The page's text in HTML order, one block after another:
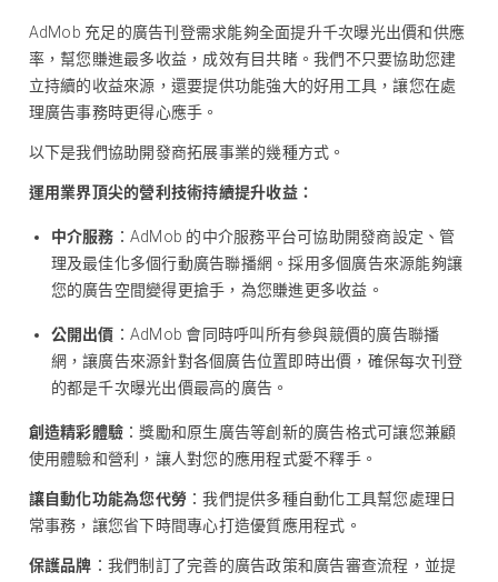
AdMob 充足的廣告刊登需求能夠全面提升千次曝光出價和供應
率，幫您賺進最多收益，成效有目共睹。我們不只要協助您建
立持續的收益來源，還要提供功能強大的好用工具，讓您在處
理廣告事務時更得心應手。
以下是我們協助開發商拓展事業的幾種方式。
運用業界頂尖的營利技術持續提升收益：
中介服務 ：AdMob 的中介服務平台可協助開發商設定、管
理及最佳化多個行動廣告聯播網。採用多個廣告來源能夠讓
您的廣告空間變得更搶手，為您賺進更多收益。
公開出價 ：AdMob 會同時呼叫所有參與競價的廣告聯播
網，讓廣告來源針對各個廣告位置即時出價，確保每次刊登
的都是千次曝光出價最高的廣告。
創造精彩體驗 ：獎勵和原生廣告等創新的廣告格式可讓您兼顧
使用體驗和營利，讓人對您的應用程式愛不釋手。
讓自動化功能為您代勞 ：我們提供多種自動化工具幫您處理日
常事務，讓您省下時間專心打造優質應用程式。
保護品牌 ：我們制訂了完善的廣告政策和廣告審查流程，並提